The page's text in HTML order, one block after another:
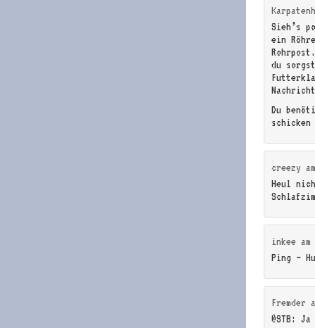
Sieh’s
ein
du
Du
creezy
Heul
inkee am
Ping –
Fremder
@STB: